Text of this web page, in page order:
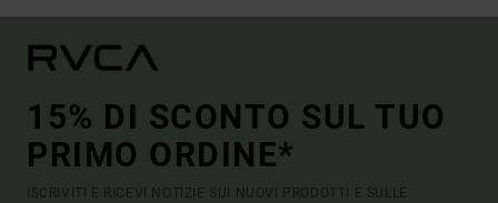
15% DI SCONTO SUL TUO
PRIMO ORDINE*
ISCRIVITI E RICEVI NOTIZIE SUI NUOVI PRODOTTI E SULLE